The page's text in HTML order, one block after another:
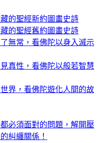
的聖經新約圖畫史詩
的聖經舊約圖畫史詩
無常，看佛陀以身入滅示
真性，看佛陀以般若智慧
界，看佛陀遊化人間的故
必須面對的問題，解開壓
糾纏關係！